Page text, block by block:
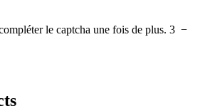
le captcha une fois de plus. 3 −